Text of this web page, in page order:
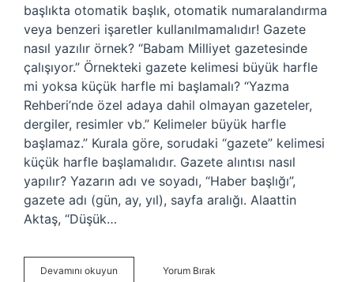
başlıkta otomatik başlık, otomatik numaralandırma
veya benzeri işaretler kullanılmamalıdır! Gazete
nasıl yazılır örnek? “Babam Milliyet gazetesinde
çalışıyor.” Örnekteki gazete kelimesi büyük harfle
mi yoksa küçük harfle mi başlamalı? “Yazma
Rehberi’nde özel adaya dahil olmayan gazeteler,
dergiler, resimler vb.” Kelimeler büyük harfle
başlamaz.” Kurala göre, sorudaki “gazete” kelimesi
küçük harfle başlamalıdır. Gazete alıntısı nasıl
yapılır? Yazarın adı ve soyadı, “Haber başlığı”,
gazete adı (gün, ay, yıl), sayfa aralığı. Alaattin
Aktaş, “Düşük…
Devamını okuyun Yorum Bırak